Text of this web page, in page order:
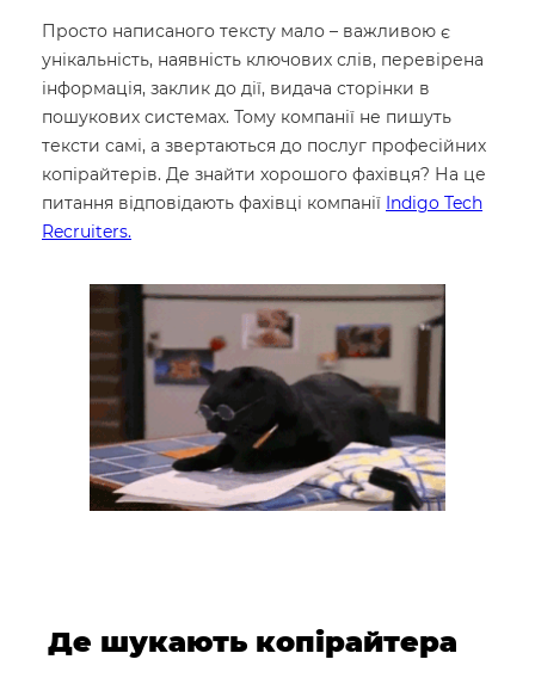
Просто написаного тексту мало – важливою є
унікальність, наявність ключових слів, перевірена
інформація, заклик до дії, видача сторінки в
пошукових системах. Тому компанії не пишуть
тексти самі, а звертаються до послуг професійних
копірайтерів. Де знайти хорошого фахівця? На це
питання відповідають фахівці компанії Indigo Tech
Recruiters.
Де шукають копірайтера